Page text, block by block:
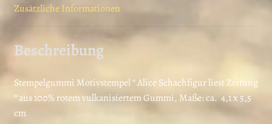
Zusätzliche Informationen
Beschreibung
Stempelgummi Motivstempel “ Alice Schachfigur liest Zeitung
“ aus 100% rotem vulkanisiertem Gummi, Maße: ca. 4,1 x 5,5
cm